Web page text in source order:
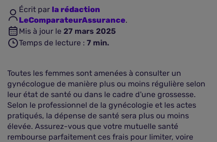
Écrit par la rédaction
LeComparateurAssurance.
Mis à jour le 27 mars 2025
Temps de lecture : 7 min.
Toutes les femmes sont amenées à consulter un
gynécologue de manière plus ou moins régulière selon
leur état de santé ou dans le cadre d'une grossesse.
Selon le professionnel de la gynécologie et les actes
pratiqués, la dépense de santé sera plus ou moins
élevée. Assurez-vous que votre mutuelle santé
rembourse parfaitement ces frais pour limiter, voire